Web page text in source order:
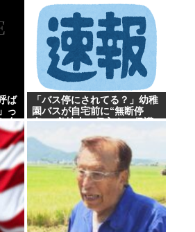
ば
っ
自
「バス停にされてる？」幼稚
園バスが自宅前に“無断停
車” 敷地内に侵入も…保護
者マナーに「我慢の限界」